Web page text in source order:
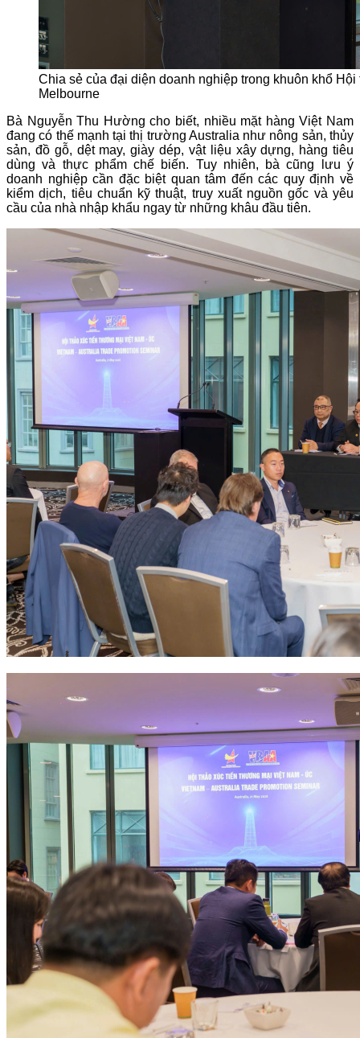
Chia sẻ của đại diện doanh nghiệp trong khuôn khổ
Melbourne
Bà Nguyễn Thu Hường cho biết, nhiều mặt hàng Việt Nam
đang có thế mạnh tại thị trường Australia như nông sản, thủy
sản, đồ gỗ, dệt may, giày dép, vật liệu xây dựng, hàng tiêu
dùng và thực phẩm chế biến. Tuy nhiên, bà cũng lưu ý
doanh nghiệp cần đặc biệt quan tâm đến các quy định về
kiểm dịch, tiêu chuẩn kỹ thuật, truy xuất nguồn gốc và yêu
cầu của nhà nhập khẩu ngay từ những khâu đầu tiên.